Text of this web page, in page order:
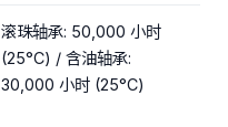
滚珠轴承: 50,000 小时
(25°C) / 含油轴承:
30,000 小时 (25°C)